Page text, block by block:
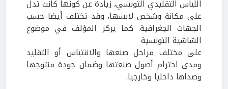
اللباس التقليدي التونسي، زيادة عن كونها كانت تدل
على مكانة وشخص لابسها، وقد تختلف أيضا حسب
الجهات الجغرافية. كما يركز المؤلف في موضوع
الشاشية التونسية
على مختلف مراحل صنعها والاقتباس أو التقليد
ومدى احترام أصول صنعتها وضمان جودة منتوجها
وصداها داخليا وخارجيا.